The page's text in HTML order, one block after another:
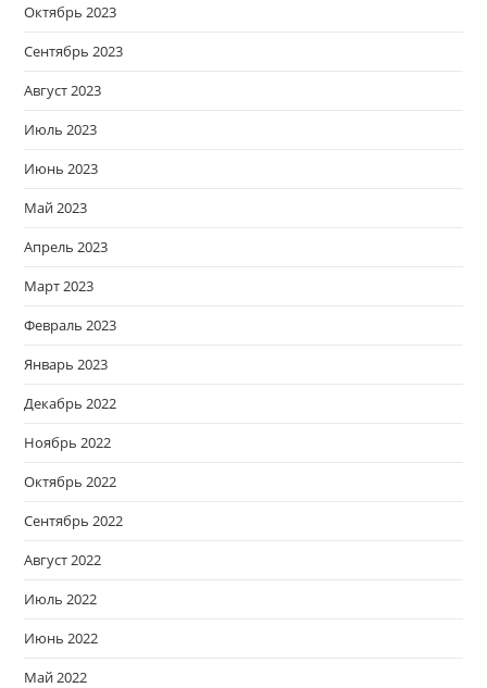
Октябрь 2023
Сентябрь 2023
Август 2023
Июль 2023
Июнь 2023
Май 2023
Апрель 2023
Март 2023
Февраль 2023
Январь 2023
Декабрь 2022
Ноябрь 2022
Октябрь 2022
Сентябрь 2022
Август 2022
Июль 2022
Июнь 2022
Май 2022